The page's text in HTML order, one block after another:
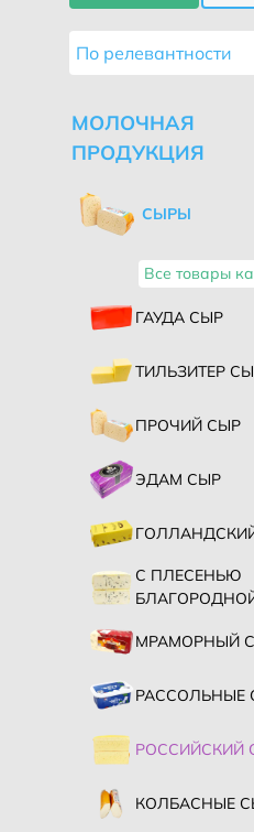
По релевантности
МОЛОЧНАЯ
ПРОДУКЦИЯ
СЫРЫ
Все товары
ГАУДА СЫР
ТИЛЬЗИТЕР
ПРОЧИЙ СЫР
ЭДАМ СЫР
С ПЛЕСЕНЬЮ
МРАМОРНЫЙ
РАССОЛЬНЫЕ
РОССИЙСКИЙ
КОЛБАСНЫЕ